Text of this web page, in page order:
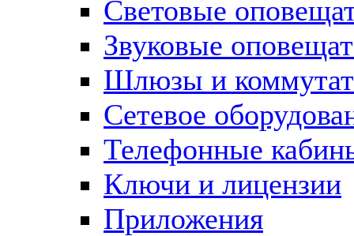
Световые
Звуковые
Шлюзы и
Сетевое
Телефонные
Ключи и лицензии
Приложения